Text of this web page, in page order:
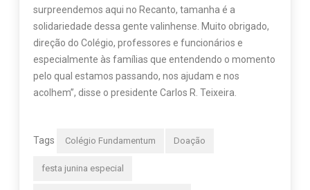
surpreendemos aqui no Recanto, tamanha é a
solidariedade dessa gente valinhense. Muito obrigado,
direção do Colégio, professores e funcionários e
especialmente às famílias que entendendo o momento
pelo qual estamos passando, nos ajudam e nos
acolhem”, disse o presidente Carlos R. Teixeira.
Tags Colégio Fundamentum Doação
festa junina especial